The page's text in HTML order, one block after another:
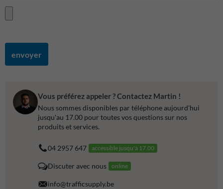
envoyer
Vous préférez appeler ? Contactez Martin !
Nous sommes disponibles par téléphone aujourd'hui
jusqu'au 17.00 pour toutes vos questions sur nos
produits et services.
04 2957 647 accessible jusqu'à 17.00
Discuter avec nous online
info@trafficsupply.be